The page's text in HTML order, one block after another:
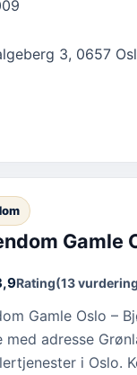
3, 0657
Gamle
Rating(13
Gamle Oslo –
med adresse
i Oslo.